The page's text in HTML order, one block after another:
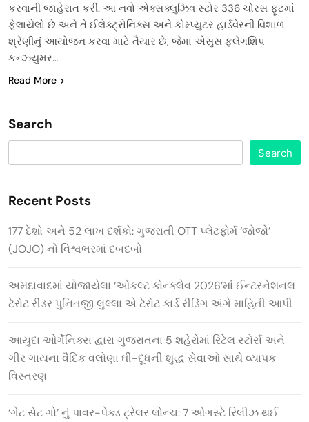
કરવાની જાહેરાત કરી. આ નવો એક્સક્લુઝિવ સ્ટોર 336 ચોરસ ફૂટમાં
ફેલાયેલો છે અને તે ઈલેક્ટ્રોનિક્સ અને કોમ્પ્યુટર હાર્ડવેરની વિશાળ
શ્રેણીનું આયોજન કરવા માટે તૈયાર છે, જેમાં એસુસ ફ્લેગશિપ
કન્ઝ્યુમર…
Read More
Search
Search
Recent Posts
177 દેશો અને 52 લાખ દર્શકો: ગુજરાતી OTT પ્લેટફોર્મ ‘જોજો’
(JOJO) નો વિશ્વભરમાં દબદબો
અમદાવાદમાં યોજાયેલા ‘ઓકલ્ટ કોન્ક્લેવ 2026’માં ઈન્ટરનેશનલ
ટેરોટ રીડર પુનિતજી લુલ્લા એ ટેરોટ કાર્ડ રીડિંગ અંગે માહિતી આપી
આયુદા ઓર્ગેનિક્સ દ્વારા ગુજરાતના 5 શહેરોમાં રિટેલ સ્ટોર્સ અને
ગીર ગાયના વૈદિક વલોણા ઘી-દૂધની શુદ્ધ સેવાઓ સાથે વ્યાપક
વિસ્તરણ
‘ગેટ સેટ ગો’ નું પાવર-પેક્ડ ટ્રેલર લોન્ચ: 7 ઓગસ્ટે રિલીઝ થઈ